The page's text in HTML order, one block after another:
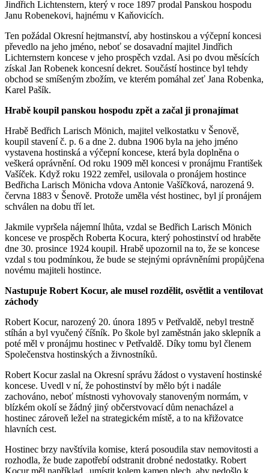
Jindřich Lichtenstern, který v roce 1897 prodal Panskou hospodu
Janu Robenekovi, hajnému v Kaňovicích.
Ten požádal Okresní hejtmanství, aby hostinskou a výčepní koncesi
převedlo na jeho jméno, neboť se dosavadní majitel Jindřich
Lichternstern koncese v jeho prospěch vzdal. Asi po dvou měsících
získal Jan Robenek koncesní dekret. Součástí hostince byl tehdy
obchod se smíšeným zbožím, ve kterém pomáhal zeť Jana Robenka,
Karel Pašík.
Hrabě koupil panskou hospodu zpět a začal ji pronajímat
Hrabě Bedřich Larisch Mönich, majitel velkostatku v Šenově,
koupil stavení č. p. 6 a dne 2. dubna 1906 byla na jeho jméno
vystavena hostinská a výčepní koncese, která byla doplněna o
veškerá oprávnění. Od roku 1909 měl koncesi v pronájmu František
Vašíček. Když roku 1922 zemřel, usilovala o pronájem hostince
Bedřicha Larisch Mönicha vdova Antonie Vašíčková, narozená 9.
června 1883 v Šenově. Protože uměla vést hostinec, byl jí pronájem
schválen na dobu tří let.
Jakmile vypršela nájemní lhůta, vzdal se Bedřich Larisch Mönich
koncese ve prospěch Roberta Kocura, který pohostinství od hraběte
dne 30. prosince 1924 koupil. Hrabě upozornil na to, že se koncese
vzdal s tou podmínkou, že bude se stejnými oprávněními propůjčena
novému majiteli hostince.
Nastupuje Robert Kocur, ale musel rozdělit, osvětlit a ventilovat
záchody
Robert Kocur, narozený 20. února 1895 v Petřvaldě, nebyl trestně
stíhán a byl vyučený číšník. Po škole byl zaměstnán jako sklepník a
poté měl v pronájmu hostinec v Petřvaldě. Díky tomu byl členem
Společenstva hostinských a živnostníků.
Robert Kocur zaslal na Okresní správu žádost o vystavení hostinské
koncese. Uvedl v ní, že pohostinství by mělo být i nadále
zachováno, neboť místnosti vyhovovaly stanoveným normám, v
blízkém okolí se žádný jiný občerstvovací dům nenacházel a
hostinec zároveň ležel na strategickém místě, a to na křižovatce
hlavních cest.
Hostinec brzy navštívila komise, která posoudila stav nemovitosti a
rozhodla, že bude zapotřebí odstranit drobné nedostatky. Robert
Kocur měl například „umístit kolem kamen plech, aby nedošlo k